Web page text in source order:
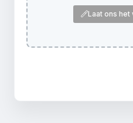
Laat ons het